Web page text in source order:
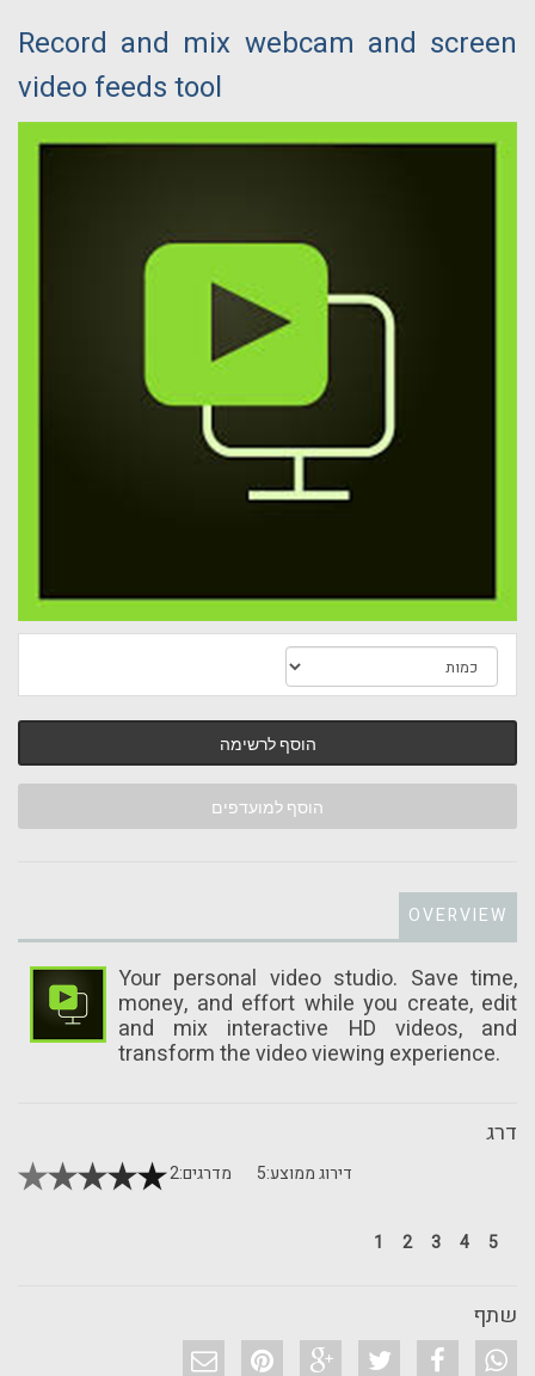
Record and mix webcam and screen
video feeds tool
הוסף לרשימה
הוסף למועדפים
OVERVIEW
Your personal video studio. Save time,
money, and effort while you create, edit
and mix interactive HD videos, and
transform the video viewing experience.
דרג
דירוג ממוצע:5 מדרגים:2
5
4
3
2
1
שתף